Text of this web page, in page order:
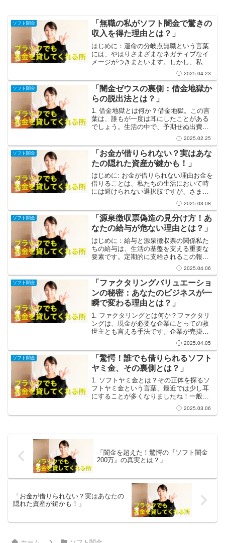
ソフト闇金
「無職の私がソフト闇金で驚きの
収入を得た理由とは？」
はじめに：運命の分岐点無職という言葉
には、やはりさまざまなネガティブなイ
メージがつきまといます。しかし、私に
とって無職でいることは新しい挑戦の始
まりに過ぎませんでした。ある日、友人
から「ソフト闇金の話を聞いたことあ
る？」と尋ねられ、その瞬間...
2025.04.23
ソフト闇金
「闇金ゼウスの裏側：借金地獄か
らの脱出法とは？」
1. 借金地獄とは何か？借金地獄。この言
葉は、誰もが一度は耳にしたことがある
でしょう。生活の中で、予期せぬ出費や
失業など、さまざまな理由で借金が膨ら
んでしまうことがあります。気づけば、
返済が重荷となり、周囲に相談できずに
孤独を感じることも。...
2025.02.25
ソフト闇金
「お金が借りられない？実はあな
たの隠れた資産が鍵かも！」
はじめに: お金が借りられない理由お金を
借りることは、私たちの生活において時
には避けられない選択肢ですが、さまざ
まな理由からその壁にぶつかることがあ
ります。信用情報の問題や収入の不安定
さ、さらには担保がない場合など、その
理由は多岐にわたりま...
2025.03.08
ソフト闇金
「源泉徴収票偽造の見分け方！あ
なたの給与が危ない理由とは？」
はじめに：給与と源泉徴収票の関係私た
ちの給与は、生活の基盤を支える重要な
要素です。定期的に支給されるこの報酬
は、家計の心臓部とも言えるもので、
日々の生活を楽しくするための資金源で
す。給与を受け取る際に必ず添付される
のが源泉徴収票。この書類は...
2025.04.06
ソフト闇金
「ファクタリングバリュエーショ
ンの秘密：あなたのビジネスが一
瞬で変わる理由とは？」
1. ファクタリングとは何か？ファクタリ
ングは、現金が必要な企業にとっての救
世主とも言える手法です。企業が売掛金
をファクタリング業者に売却すること
で、顧客からの支払いを待たずに資金を
得ることができます。この仕組みによっ
て、企業は資金繰りの悩...
2025.04.05
ソフト闇金
「驚愕！誰でも借りられるソフト
ヤミ金、その裏側とは？」
1. ソフトヤミ金とは？その正体を探るソ
フトヤミ金という言葉、最近では少し耳
にすることが多くなりましたね！一般的
に、ヤミ金といえば法外な利息を要求す
る危険な貸金業者を指しますが、ソフト
2025.03.06
「闇金を超えた！驚愕の『ソフト闇金
200万』の真実とは？」
「お金が借りられない？実はあなたの
隠れた資産が鍵かも！」